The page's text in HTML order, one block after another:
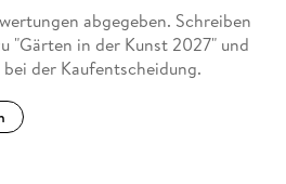
abgegeben. Schreiben
"Gärten in der Kunst 2027" und
der Kaufentscheidung.